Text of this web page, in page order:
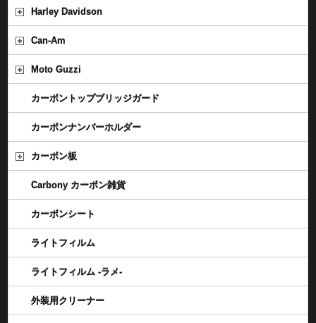
Harley Davidson
Can-Am
Moto Guzzi
カーボントップブリッジガード
カーボンナンバーホルダー
カーボン板
Carbony カーボン雑貨
カーボンシート
ライトフィルム
ライトフィルム -ラメ-
外装用クリーナー